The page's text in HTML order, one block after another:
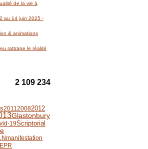
de la vie à
au 14 juin 2025 -
& animations
rattrape le réalité
2 109 234
201120082012
Glastonbury
19Scriptorial
manifestation
EPR